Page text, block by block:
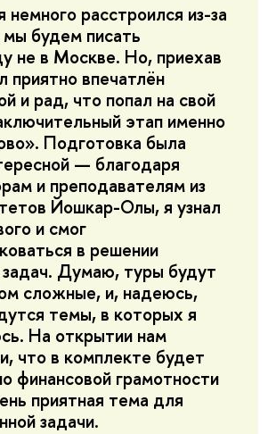
немного расстроился из-за
мы будем писать
не в Москве. Но, приехав
приятно впечатлён
и рад, что попал на свой
этап именно
Подготовка была
— благодаря
и преподавателям из
Йошкар-Олы, я узнал
и смог
в решении
Думаю, туры будут
сложные, и, надеюсь,
темы, в которых я
На открытии нам
что в комплекте будет
финансовой грамотности
приятная тема для
задачи.